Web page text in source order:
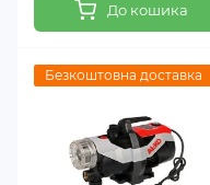
До кошика
Безкоштовна доставка